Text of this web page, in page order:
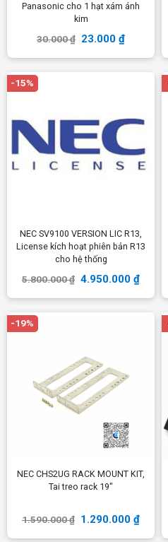
Panasonic cho 1 hạt xám ánh
kim
30.000₫ 23.000₫
-15%
NEC SV9100 VERSION LIC R13,
License kích hoạt phiên bản R13
cho hệ thống
5.800.000₫ 4.950.000₫
-19%
NEC CHS2UG RACK MOUNT KIT,
Tai treo rack 19″
1.590.000₫ 1.290.000₫